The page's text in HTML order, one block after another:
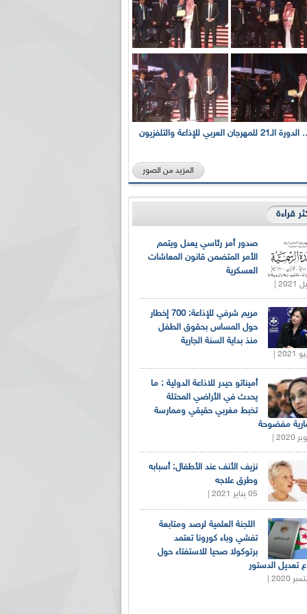
بالصور... الدورة الـ21 للمهرجان العربي للإذاعة والتلفزيون
المزيد من الصور
قراءة
صدور أمر رئاسي يعدل ويتمم
الأمر المتضمن قانون المعاشات
العسكرية
مريم شرفي للإذاعة: 700 إخطار
حول المساس بحقوق الطفل
منذ بداية السنة الجارية
أميناتو حيدر للاذاعة الدولية : ما
يحدث في الأراضي المحتلة
تخبط مغربي حقيقي وممارسة
مفضوحة
نزيف الأنف عند الأطفال: أسبابه
وطرق علاجه
05 يناير 2021 |
اللجنة العلمية لرصد ومتابعة
تفشي وباء كورونا تعتمد
برتوكولا صحيا للاستفتاء حول
تعديل الدستور